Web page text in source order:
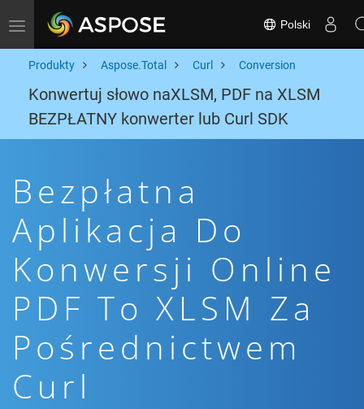
Toggle navigation Polski
Produkty Aspose.Total Curl Conversion
Konwertuj słowo naXLSM, PDF na XLSM
BEZPŁATNY konwerter lub Curl SDK
Bezpłatna
Aplikacja Do
Konwersji Online
PDF To XLSM Za
Pośrednictwem
Curl